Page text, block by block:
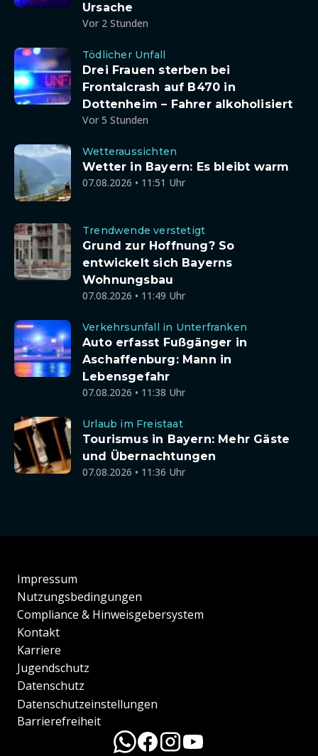
Ursache
Vor 2 Stunden
Tödlicher Unfall
Drei Frauen sterben bei
Frontalcrash auf B470 in
Dottenheim – Fahrer alkoholisiert
Vor 5 Stunden
Wetteraussichten
Wetter in Bayern: Es bleibt warm
07.08.2026 • 11:51 Uhr
Trendwende verstetigt
Grund zur Hoffnung? So
entwickelt sich Bayerns
Wohnungsbau
07.08.2026 • 11:49 Uhr
Verkehrsunfall in Unterfranken
Auto erfasst Fußgänger in
Aschaffenburg: Mann in
Lebensgefahr
07.08.2026 • 11:38 Uhr
Urlaub im Freistaat
Tourismus in Bayern: Mehr Gäste
und Übernachtungen
07.08.2026 • 11:36 Uhr
Impressum
Nutzungsbedingungen
Compliance & Hinweisgebersystem
Kontakt
Karriere
Jugendschutz
Datenschutz
Datenschutzeinstellungen
Barrierefreiheit